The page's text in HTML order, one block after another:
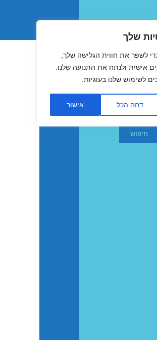
שלך
לשפר את חווית הגלישה שלך,
אישית ולנתח את התנועה שלנו.
לשימוש שלנו בעוגיות.
דחה הכל אישור
חיפוש